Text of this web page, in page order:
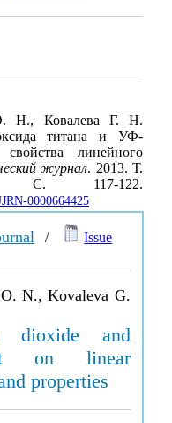
Н., Ковалева Г. Н.
титана и УФ-
линейного
журнал. 2013. Т.
122.
0000664425
/
Issue
N., Kovaleva G.
dioxide and
on linear
properties